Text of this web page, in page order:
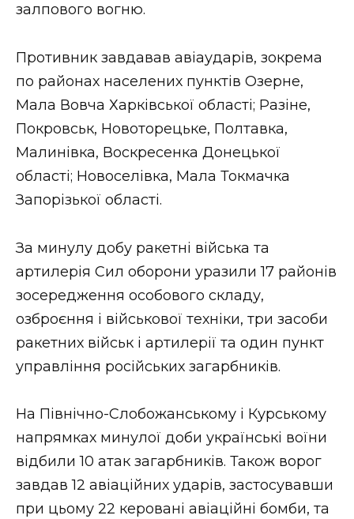
залпового вогню.
Противник завдавав авіаударів, зокрема
по районах населених пунктів Озерне,
Мала Вовча Харківської області; Разіне,
Покровськ, Новоторецьке, Полтавка,
Малинівка, Воскресенка Донецької
області; Новоселівка, Мала Токмачка
Запорізької області.
За минулу добу ракетні війська та
артилерія Сил оборони уразили 17 районів
зосередження особового складу,
озброєння і військової техніки, три засоби
ракетних військ і артилерії та один пункт
управління російських загарбників.
На Північно-Слобожанському і Курському
напрямках минулої доби українські воїни
відбили 10 атак загарбників. Також ворог
завдав 12 авіаційних ударів, застосувавши
при цьому 22 керовані авіаційні бомби, та